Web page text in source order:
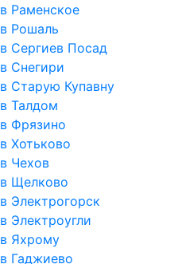
в Раменское
в Рошаль
в Сергиев Посад
в Снегири
в Старую Купавну
в Талдом
в Фрязино
в Хотьково
в Чехов
в Щелково
в Электрогорск
в Электроугли
в Яхрому
в Гаджиево